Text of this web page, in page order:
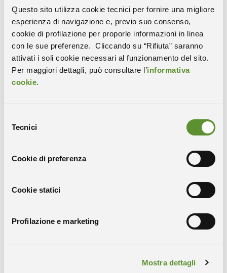
Questo sito utilizza cookie tecnici per fornire una migliore
esperienza di navigazione e, previo suo consenso,
cookie di profilazione per proporle informazioni in linea
con le sue preferenze. Cliccando su “Rifiuta” saranno
attivati i soli cookie necessari al funzionamento del sito.
Per maggiori dettagli, può consultare l’informativa
cookie.
delTecnici
Cookie di preferenza
Cookie statici
Profilazione e marketing
Mostra dettagli
climatica con la pianificazione territoriale
Previsto anche per alcuni partecipanti selezionati il
diritto al rimborso delle spese di viaggio e alloggio fino
a un massimo di 500 EUR a persona (l’eventuale
procedura di rimborso sarà comunicata nel dettaglio ai
partecipanti selezionati).
(17:00 CET).
Non perdere l’occasione: unisciti al cambiamento per
Per maggiori informazioni e iscrizioni: